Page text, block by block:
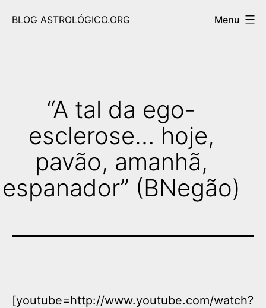
BLOG ASTROLÓGICO.ORG Menu
“A tal da ego-
esclerose… hoje,
pavão, amanhã,
espanador” (BNegão)
[youtube=http://www.youtube.com/watch?